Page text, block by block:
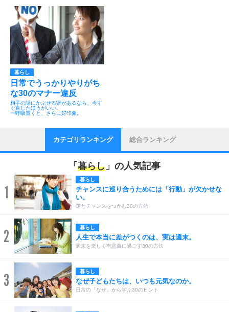
暮らし
日常でうっかりやりがち
な30のマナー違反
相手の話にかぶせる癖があるなら、今す
ぐ直したほうがいい。
一呼吸置くと、さらに好印象。
カテゴリランキング 総合ランキング
「 暮らし 」の人気記事
1
暮らし
チャンスに巡り合うためには「行動」が欠かせな
い。
運とチャンスをつかむ30の方法
2 暮らし
人生で本当に差がつくのは、実は週末。
週末を楽しく有意義に過ごす30の方法
3 暮らし
なぜ子どもたちは、いつも元気なのか。
日常の「なぜ」から学ぶ30のヒント